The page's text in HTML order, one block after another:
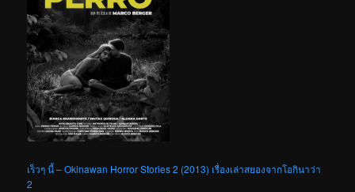
เร็วๆ นี้ – Okinawan Horror Stories 2 (2013) เรื่องเล่าสยองจากโอกินาว่า
2